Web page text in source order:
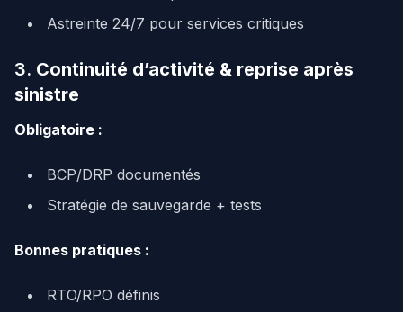
Astreinte 24/7 pour services critiques
3. Continuité d’activité & reprise après
sinistre
Obligatoire :
BCP/DRP documentés
Stratégie de sauvegarde + tests
Bonnes pratiques :
RTO/RPO définis